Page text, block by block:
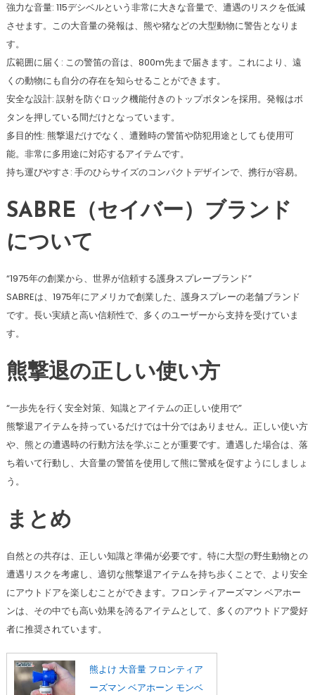
強力な音量: 115デシベルという非常に大きな音量で、遭遇のリスクを低減
させます。この大音量の発報は、熊や猪などの大型動物に警告となりま
す。
広範囲に届く: この警笛の音は、800m先まで届きます。これにより、遠
くの動物にも自分の存在を知らせることができます。
安全な設計: 誤射を防ぐロック機能付きのトップボタンを採用。発報はボ
タンを押している間だけとなっています。
多目的性: 熊撃退だけでなく、遭難時の警笛や防犯用途としても使用可
能。非常に多用途に対応するアイテムです。
持ち運びやすさ: 手のひらサイズのコンパクトデザインで、携行が容易。
SABRE（セイバー）ブランド
について
“1975年の創業から、世界が信頼する護身スプレーブランド”
SABREは、1975年にアメリカで創業した、護身スプレーの老舗ブランド
です。長い実績と高い信頼性で、多くのユーザーから支持を受けていま
す。
熊撃退の正しい使い方
“一歩先を行く安全対策、知識とアイテムの正しい使用で”
熊撃退アイテムを持っているだけでは十分ではありません。正しい使い方
や、熊との遭遇時の行動方法を学ぶことが重要です。遭遇した場合は、落
ち着いて行動し、大音量の警笛を使用して熊に警戒を促すようにしましょ
う。
まとめ
自然との共存は、正しい知識と準備が必要です。特に大型の野生動物との
遭遇リスクを考慮し、適切な熊撃退アイテムを持ち歩くことで、より安全
にアウトドアを楽しむことができます。フロンティアーズマン ベアホー
ンは、その中でも高い効果を誇るアイテムとして、多くのアウトドア愛好
者に推奨されています。
熊よけ 大音量 フロンティア
ーズマン ベアホーン モンベ